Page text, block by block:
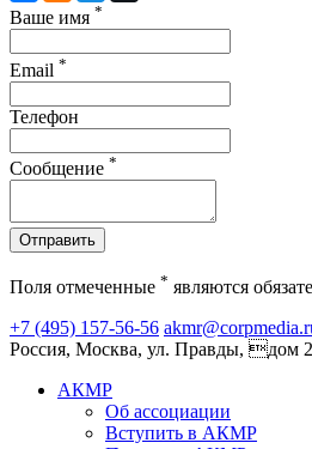
Ваше имя *
Email *
Телефон
Сообщение *
Отправить
Поля отмеченные * являются
+7 (495) 157-56-56
Россия, Москва, ул. Правды, дом
АКМР
Об ассоциации
Вступить в АКМР